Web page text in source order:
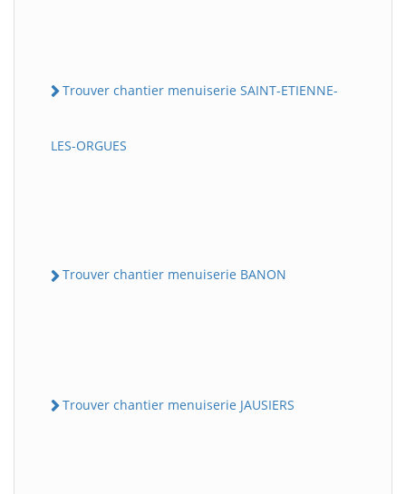
Trouver chantier menuiserie SAINT-ETIENNE-
LES-ORGUES
Trouver chantier menuiserie BANON
Trouver chantier menuiserie JAUSIERS